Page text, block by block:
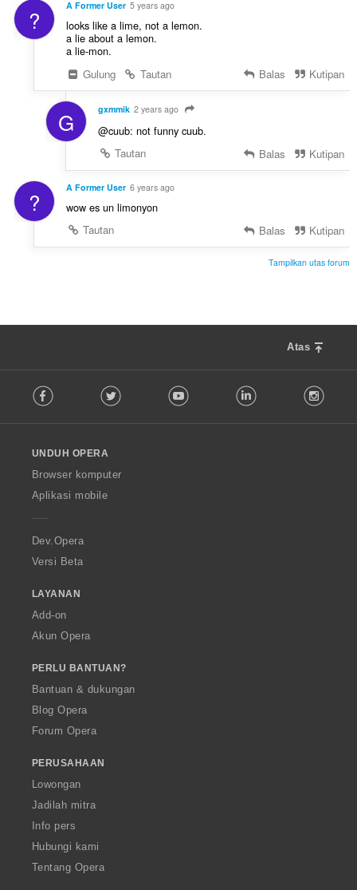
? A Former User 5 years ago
looks like a lime, not a lemon.
a lie about a lemon.
a lie-mon.
Gulung
Tautan Balas Kutipan
G gxmmik 2 years ago
@cuub: not funny cuub.
Tautan
Balas Kutipan
? A Former User 6 years ago
wow es un limonyon
Tautan
Balas Kutipan
Tampilkan utas forum
Atas
o
w
O
p
a
Facebook Twitter Youtube LinkedIn
UNDUH OPERA
Browser komputer
Aplikasi mobile
Dev.Opera
Versi Beta
LAYANAN
Add-on
Akun Opera
PERLU BANTUAN?
Bantuan & dukungan
Blog Opera
Forum Opera
PERUSAHAAN
Lowongan
Jadilah mitra
Info pers
Hubungi kami
Tentang Opera